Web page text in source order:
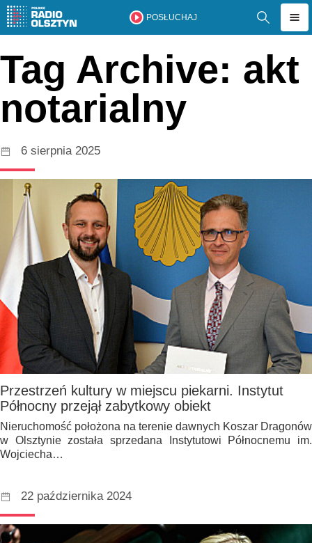
POSŁUCHAJ
Tag Archive: akt
notarialny
6 sierpnia 2025
Przestrzeń kultury w miejscu piekarni. Instytut
Północny przejął zabytkowy obiekt
Nieruchomość położona na terenie dawnych Koszar Dragonów
w Olsztynie została sprzedana Instytutowi Północnemu im.
Wojciecha…
22 października 2024